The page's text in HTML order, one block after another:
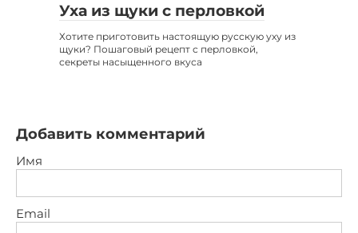
Уха из щуки с перловкой
Хотите приготовить настоящую русскую уху из
щуки? Пошаговый рецепт с перловкой,
секреты насыщенного вкуса
Добавить комментарий
Имя
Email